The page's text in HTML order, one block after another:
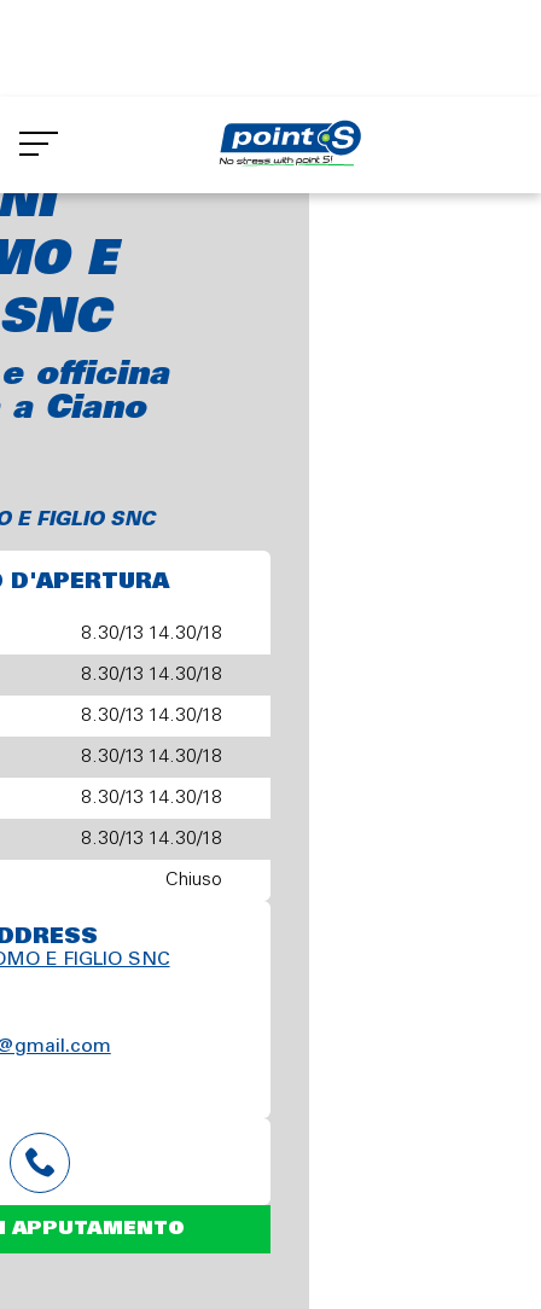
to
main
GIACOMO E FIGLIO SNC
E
officina
a Ciano
E FIGLIO SNC
D'APERTURA
8.30/13 14.30/18
8.30/13 14.30/18
8.30/13 14.30/18
8.30/13 14.30/18
8.30/13 14.30/18
8.30/13 14.30/18
Chiuso
E FIGLIO SNC
APPUTAMENTO